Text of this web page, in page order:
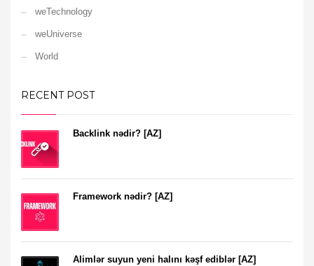
weTechnology
weUniverse
World
RECENT POST
Backlink nədir? [AZ]
Framework nədir? [AZ]
Alimlər suyun yeni halını kəşf ediblər [AZ]